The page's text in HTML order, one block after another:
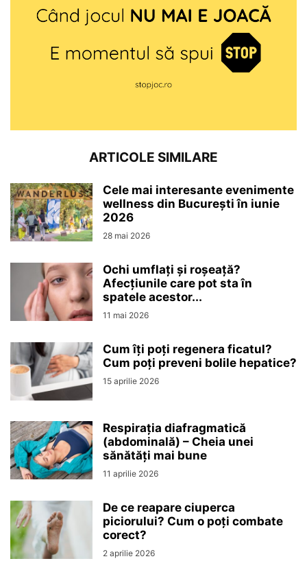
ARTICOLE SIMILARE
Cele mai interesante evenimente
wellness din București în iunie
2026
28 mai 2026
Ochi umflați și roșeață?
Afecțiunile care pot sta în
spatele acestor...
11 mai 2026
Cum îți poți regenera ficatul?
Cum poți preveni bolile hepatice?
15 aprilie 2026
Respirația diafragmatică
(abdominală) – Cheia unei
sănătăți mai bune
11 aprilie 2026
De ce reapare ciuperca
piciorului? Cum o poți combate
corect?
2 aprilie 2026